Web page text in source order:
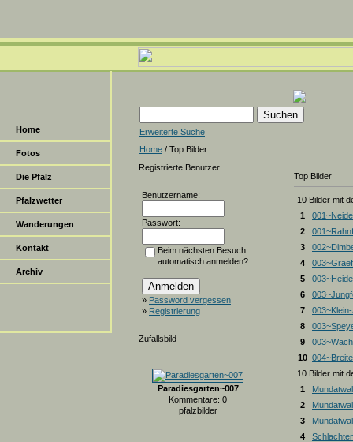
Home
Fotos
Die Pfalz
Pfalzwetter
Wanderungen
Kontakt
Archiv
Erweiterte Suche
Home / Top Bilder
Registrierte Benutzer
Benutzername:
Passwort:
Beim nächsten Besuch
automatisch anmelden?
» Password vergessen
» Registrierung
Zufallsbild
Paradiesgarten~007
Kommentare: 0
pfalzbilder
Top Bilder
10 Bilder mit
1
2
3
4
5
6
7
8
9
10
10 Bilder mit
1
2
3
4